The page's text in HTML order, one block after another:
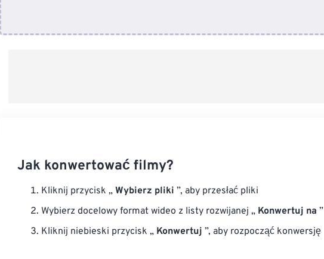
Jak konwertować filmy?
Kliknij przycisk „ Wybierz pliki ”, aby przesłać pliki
Wybierz docelowy format wideo z listy rozwijanej „ Konwertuj na ”
Kliknij niebieski przycisk „ Konwertuj ”, aby rozpocząć konwersję